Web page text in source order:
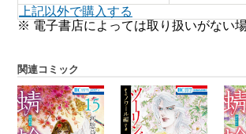
上記以外で購入する
※ 電子書店によっては取り扱いがない
関連コミック